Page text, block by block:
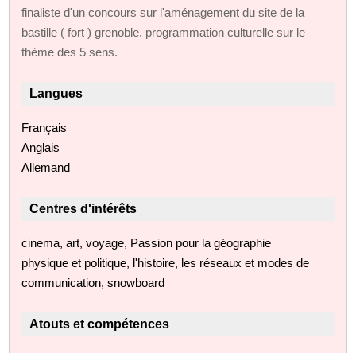
finaliste d'un concours sur l'aménagement du site de la
bastille ( fort ) grenoble. programmation culturelle sur le
thème des 5 sens.
Langues
Français
Anglais
Allemand
Centres d'intérêts
cinema, art, voyage, Passion pour la géographie
physique et politique, l'histoire, les réseaux et modes de
communication, snowboard
Atouts et compétences